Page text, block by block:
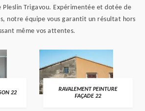
Pleslin Trigavou. Expérimentée et dotée de
notre équipe vous garantit un résultat hors
même vos attentes.
22
RAVALEMENT PEINTURE
FAÇADE 22